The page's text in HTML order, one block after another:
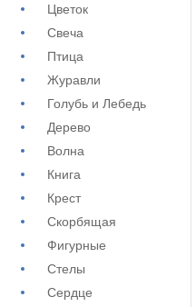
Цветок
Свеча
Птица
Журавли
Голубь и Лебедь
Дерево
Волна
Книга
Крест
Скорбящая
Фигурные
Стелы
Сердце